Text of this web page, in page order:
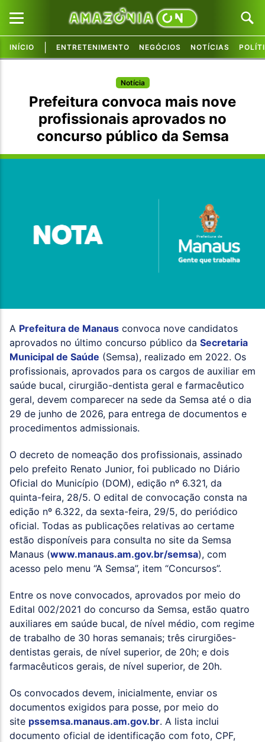
INÍCIO ENTRETENIMENTO NEGÓCIOS NOTÍCIAS
Notícia
Prefeitura convoca mais nove
profissionais aprovados no
concurso público da Semsa
A Prefeitura de Manaus convoca nove candidatos
aprovados no último concurso público da Secretaria
Municipal de Saúde (Semsa), realizado em 2022. Os
profissionais, aprovados para os cargos de auxiliar em
saúde bucal, cirurgião-dentista geral e farmacêutico
geral, devem comparecer na sede da Semsa até o dia
29 de junho de 2026, para entrega de documentos e
procedimentos admissionais.
O decreto de nomeação dos profissionais, assinado
pelo prefeito Renato Junior, foi publicado no Diário
Oficial do Município (DOM), edição nº 6.321, da
quinta-feira, 28/5. O edital de convocação consta na
edição nº 6.322, da sexta-feira, 29/5, do periódico
oficial. Todas as publicações relativas ao certame
estão disponíveis para consulta no site da Semsa
Manaus (www.manaus.am.gov.br/semsa), com
acesso pelo menu “A Semsa”, item “Concursos”.
Entre os nove convocados, aprovados por meio do
Edital 002/2021 do concurso da Semsa, estão quatro
auxiliares em saúde bucal, de nível médio, com regime
de trabalho de 30 horas semanais; três cirurgiões-
dentistas gerais, de nível superior, de 20h; e dois
farmacêuticos gerais, de nível superior, de 20h.
Os convocados devem, inicialmente, enviar os
documentos exigidos para posse, por meio do
site pssemsa.manaus.am.gov.br. A lista inclui
documento oficial de identificação com foto, CPF,